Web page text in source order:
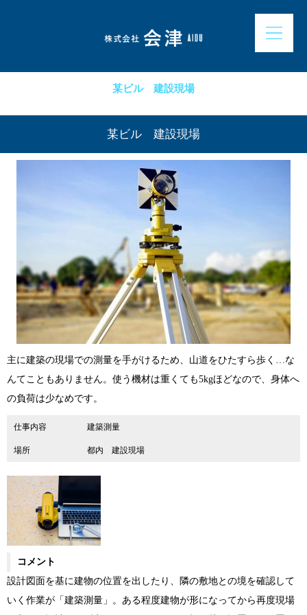
某ビル 建設現場
某ビル 建設現場
主に建築の現場での測量を手がけるため、山道をひたすら歩く…な
んてこともありません。使う機材は重くても5kgほどなので、身体へ
の負荷は少なめです。
仕事内容 建築測量
場所 都内 建設現場
コメント
設計図面を基に建物の位置を出したり、隣の敷地との境を確認して
いく作業が「建築測量」。ある程度建物が形になってから再度現場